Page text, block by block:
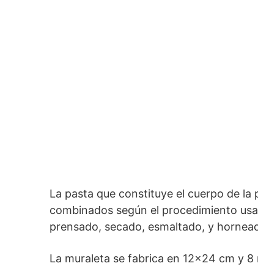
La pasta que constituye el cuerpo de la
combinados según el procedimiento
prensado, secado, esmaltado, y
La muraleta se fabrica en 12×24 cm y